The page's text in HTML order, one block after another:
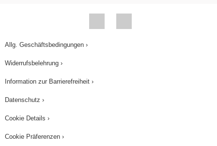
Allg. Geschäftsbedingungen ›
Widerrufsbelehrung ›
Information zur Barrierefreiheit ›
Datenschutz ›
Cookie Details ›
Cookie Präferenzen ›